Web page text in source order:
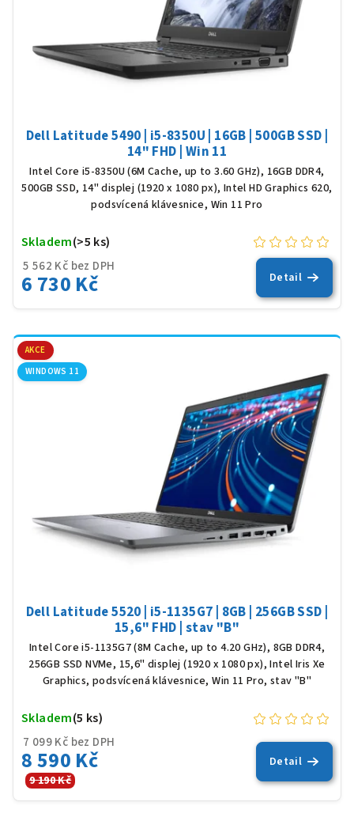
Dell Latitude 5490 | i5-8350U | 16GB | 500GB SSD |
14" FHD | Win 11
Intel Core i5-8350U (6M Cache, up to 3.60 GHz), 16GB DDR4,
500GB SSD, 14" displej (1920 x 1080 px), Intel HD Graphics 620,
podsvícená klávesnice, Win 11 Pro
5 562 Kč bez DPH
6 730 Kč
Skladem(>5 ks)
Detail
AKCE
WINDOWS 11
Dell Latitude 5520 | i5-1135G7 | 8GB | 256GB SSD |
15,6" FHD | stav "B"
Intel Core i5-1135G7 (8M Cache, up to 4.20 GHz), 8GB DDR4,
256GB SSD NVMe, 15,6" displej (1920 x 1080 px), Intel Iris Xe
Graphics, podsvícená klávesnice, Win 11 Pro, stav "B"
7 099 Kč bez DPH
8 590 Kč
9 190 Kč
Skladem(5 ks)
Detail